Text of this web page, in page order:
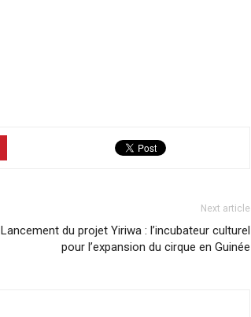
Next article
Lancement du projet Yiriwa : l’incubateur culturel
pour l’expansion du cirque en Guinée